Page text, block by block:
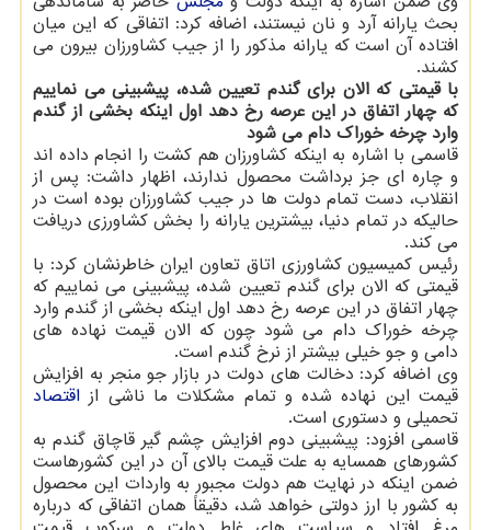
بحث یارانه آرد و نان نیستند، اضافه کرد: اتفاقی که این میان
افتاده آن است که یارانه مذکور را از جیب کشاورزان بیرون می
کشند.
با قیمتی که الان برای گندم تعیین شده، پیشبینی می نماییم
که چهار اتفاق در این عرصه رخ دهد اول اینکه بخشی از گندم
وارد چرخه خوراک دام می شود
قاسمی با اشاره به اینکه کشاورزان هم کشت را انجام داده اند
و چاره ای جز برداشت محصول ندارند، اظهار داشت: پس از
انقلاب، دست تمام دولت ها در جیب کشاورزان بوده است در
حالیکه در تمام دنیا، بیشترین یارانه را بخش کشاورزی دریافت
می کند.
رئیس کمیسیون کشاورزی اتاق تعاون ایران خاطرنشان کرد: با
قیمتی که الان برای گندم تعیین شده، پیشبینی می نماییم که
چهار اتفاق در این عرصه رخ دهد اول اینکه بخشی از گندم وارد
چرخه خوراک دام می شود چون که الان قیمت نهاده های
دامی و جو خیلی بیشتر از نرخ گندم است.
وی اضافه کرد: دخالت های دولت در بازار جو منجر به افزایش
قیمت این نهاده شده و تمام مشکلات ما ناشی از اقتصاد
تحمیلی و دستوری است.
قاسمی افزود: پیشبینی دوم افزایش چشم گیر قاچاق گندم به
کشورهای همسایه به علت قیمت بالای آن در این کشورهاست
ضمن اینکه در نهایت هم دولت مجبور به واردات این محصول
به کشور با ارز دولتی خواهد شد، دقیقاً همان اتفاقی که درباره